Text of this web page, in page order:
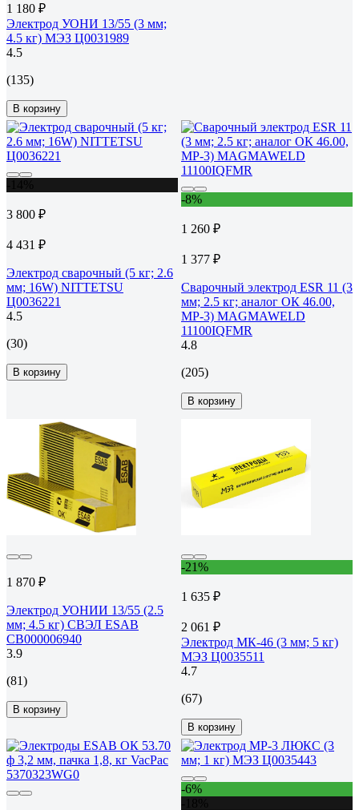
1 180 ₽
Электрод УОНИ 13/55 (3 мм;
4.5 кг) МЭЗ Ц0031989
4.5
(135)
В корзину
3 800 ₽
4 431 ₽
Электрод сварочный (5 кг; 2.6
мм; 16W) NITTETSU
Ц0036221
4.5
(30)
В корзину
-8%
1 260 ₽
1 377 ₽
Сварочный электрод ESR 11 (3
мм; 2.5 кг; аналог ОК 46.00,
МР-3) MAGMAWELD
11100IQFMR
4.8
(205)
В корзину
1 870 ₽
Электрод УОНИИ 13/55 (2.5
мм; 4.5 кг) СВЭЛ ESAB
СВ000006940
3.9
(81)
В корзину
-21%
1 635 ₽
2 061 ₽
Электрод МК-46 (3 мм; 5 кг)
МЭЗ Ц0035511
4.7
(67)
В корзину
-6%